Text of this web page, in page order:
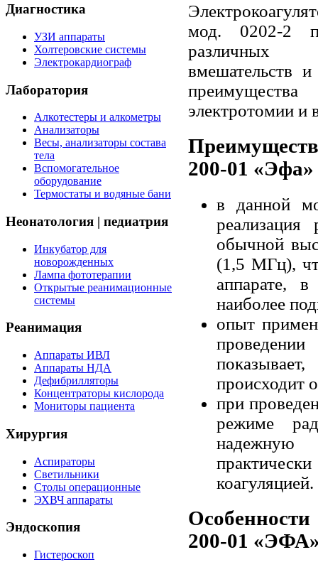
Диагностика
УЗИ аппараты
Холтеровские системы
Электрокардиограф
Лаборатория
Алкотестеры и алкометры
Анализаторы
Весы, анализаторы состава
тела
Вспомогательное
оборудование
Термостаты и водяные бани
Неонатология | педиатрия
Инкубатор для
новорожденных
Лампа фототерапии
Открытые реанимационные
системы
Реанимация
Аппараты ИВЛ
Аппараты НДА
Дефибрилляторы
Концентраторы кислорода
Мониторы пациента
Хирургия
Аспираторы
Светильники
Столы операционные
ЭХВЧ аппараты
Эндоскопия
Гистероскоп
мод. 0202-2
различных
вмешательств
электротомии и
200-01
в данной
обычной
(1,5 МГц),
аппарате,
наиболее
опыт
проведении
происходит
при
режиме
надежную
коагуляцией.
200-01